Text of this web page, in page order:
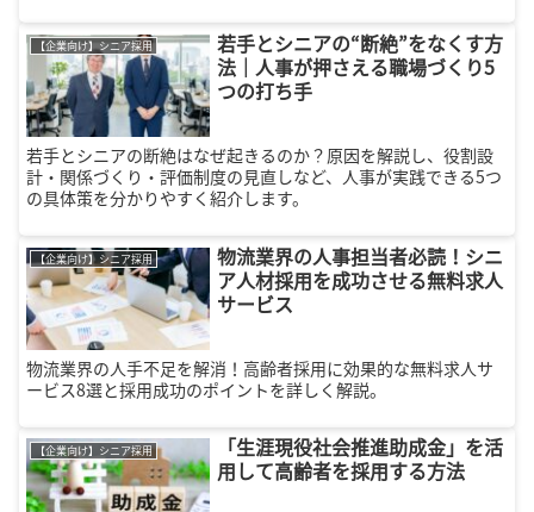
【企業向け】シニア採用
若手とシニアの“断絶”をなくす方
法｜人事が押さえる職場づくり5
つの打ち手
若手とシニアの断絶はなぜ起きるのか？原因を解説し、役割設
計・関係づくり・評価制度の見直しなど、人事が実践できる5つ
の具体策を分かりやすく紹介します。
【企業向け】シニア採用
物流業界の人事担当者必読！シニ
ア人材採用を成功させる無料求人
サービス
物流業界の人手不足を解消！高齢者採用に効果的な無料求人サ
ービス8選と採用成功のポイントを詳しく解説。
【企業向け】シニア採用
「生涯現役社会推進助成金」を活
用して高齢者を採用する方法